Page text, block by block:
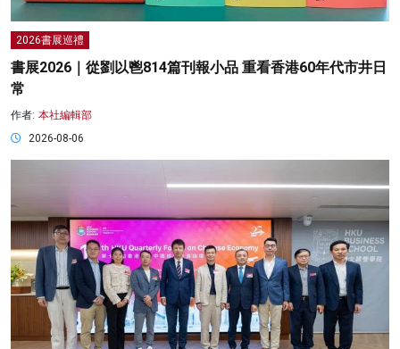
2026書展巡禮
書展2026｜從劉以鬯814篇刊報小品 重看香港60年代市井日
常
作者: 本社編輯部
2026-08-06